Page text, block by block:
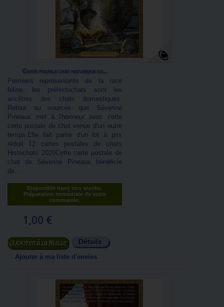
Carte postale chat historique de...
Premiers représentants de la race
féline, les préhistochats sont les
ancêtres des chats domestiques.
Retour au sources que Séverine
Pineaux met à l'honneur avec cette
carte postale de chat venue d'un autre
temps.Elle fait partie d'un lot à prix
réduit 12 cartes postales de chats
Histochats 2020Cette carte postale de
chat de Séverine Pineaux bénéficie
de...
Disponible dans nos stocks.
Préparation immédiate de votre
commande.
1,00 €
Ajouter au panier Détails
Ajouter à ma liste d'envies